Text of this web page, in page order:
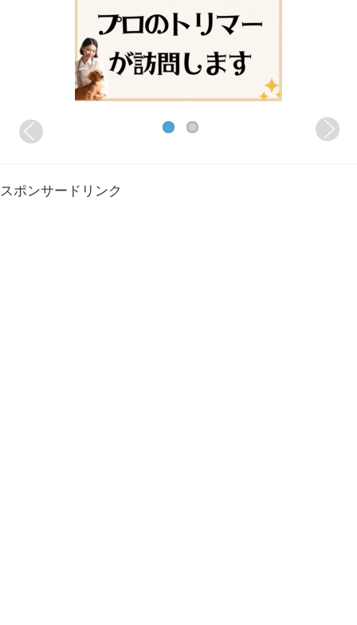
スポンサードリンク